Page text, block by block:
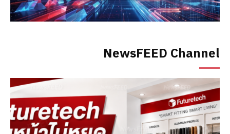
NewsFEED Channel